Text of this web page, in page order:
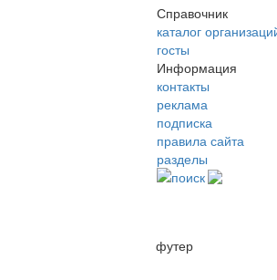
Справочник
каталог
госты
Информация
контакты
реклама
подписка
правила сайта
разделы
поиск
футер